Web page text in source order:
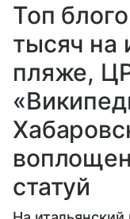
Топ
тысяч на
пляже,
статуй